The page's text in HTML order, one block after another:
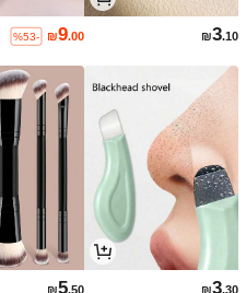
₪3.10
₪9.00
%53-
₪3.30
₪5.50